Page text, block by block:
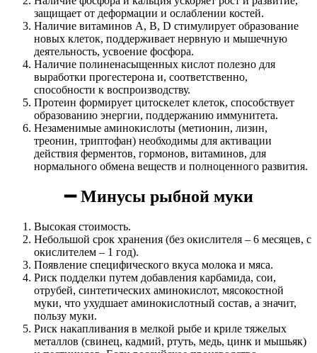
защищает от деформации и ослаблении костей.
Наличие витаминов А, B, D стимулирует образование
новых клеток, поддерживает нервную и мышечную
деятельность, усвоение фосфора.
Наличие полиненасыщенных кислот полезно для
выработки прогестерона и, соответственно,
способности к воспроизводству.
Протеин формирует цитоскелет клеток, способствует
образованию энергии, поддержанию иммунитета.
Незаменимые аминокислоты (метионин, лизин,
треонин, триптофан) необходимы для активации
действия ферментов, гормонов, витаминов, для
нормального обмена веществ и полноценного развития.
➖ Минусы рыбной муки
Высокая стоимость.
Небольшой срок хранения (без окислителя – 6 месяцев, с
окислителем – 1 год).
Появление специфического вкуса молока и мяса.
Риск подделки путем добавления карбамида, сои,
отрубей, синтетических аминокислот, мясокостной
муки, что ухудшает аминокислотный состав, а значит,
пользу муки.
Риск накапливания в мелкой рыбе и криле тяжелых
металлов (свинец, кадмий, ртуть, медь, цинк и мышьяк)